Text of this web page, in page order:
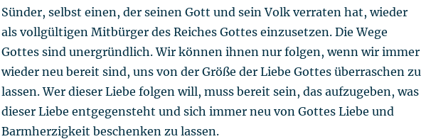
Sünder, selbst einen, der seinen Gott und sein Volk verraten hat, wieder
als vollgültigen Mitbürger des Reiches Gottes einzusetzen. Die Wege
Gottes sind unergründlich. Wir können ihnen nur folgen, wenn wir immer
wieder neu bereit sind, uns von der Größe der Liebe Gottes überraschen zu
lassen. Wer dieser Liebe folgen will, muss bereit sein, das aufzugeben, was
dieser Liebe entgegensteht und sich immer neu von Gottes Liebe und
Barmherzigkeit beschenken zu lassen.